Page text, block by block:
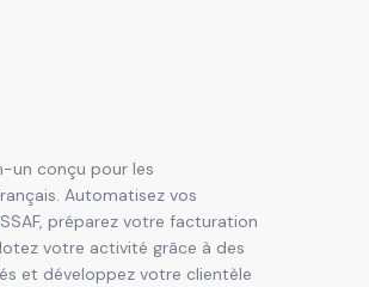
un conçu pour les
Automatisez vos
préparez votre facturation
votre activité grâce à des
et développez votre clientèle